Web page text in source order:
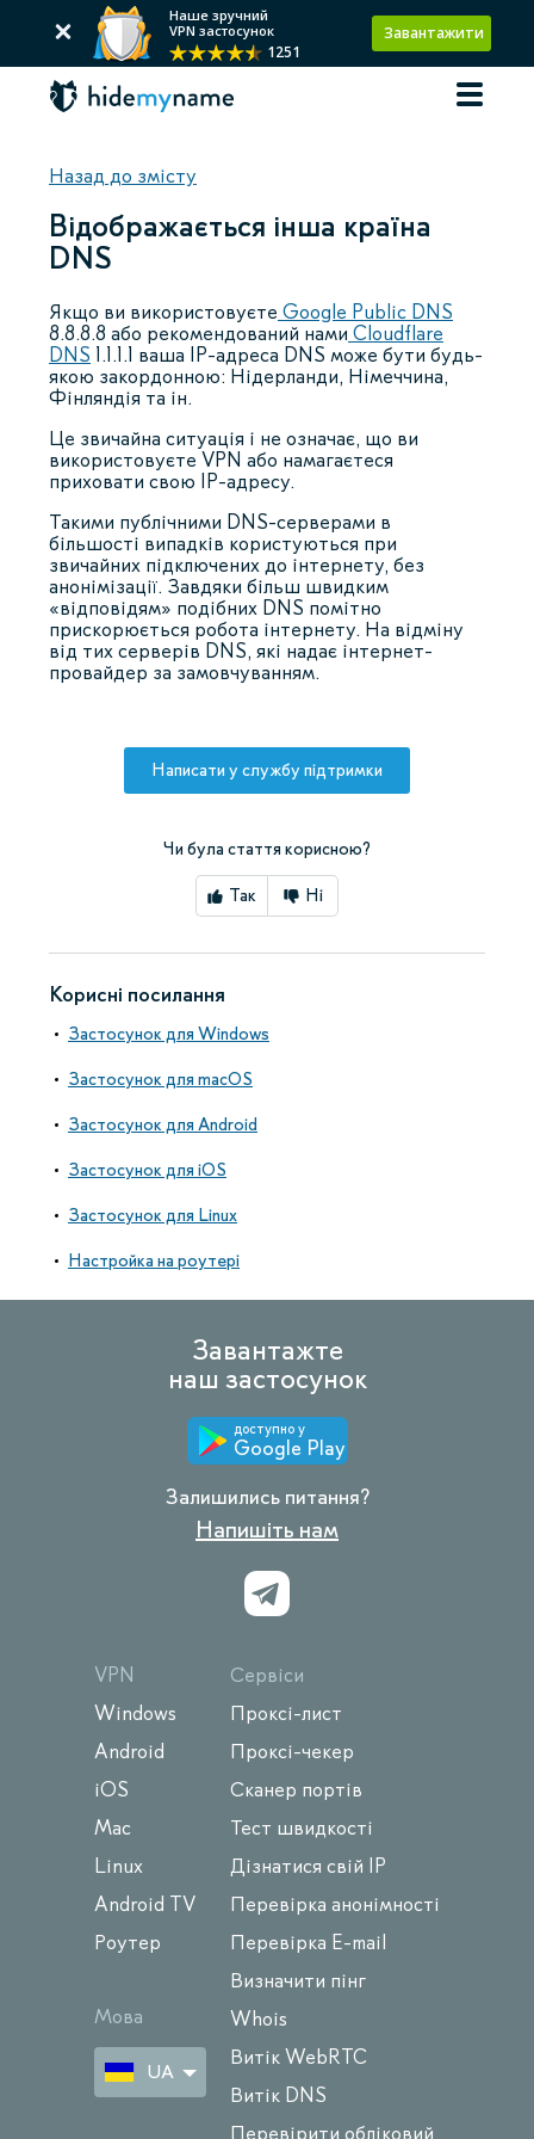
Наше зручний
VPN застосунок
1251
Завантажити
Назад до змісту
Відображається інша країна
DNS
Якщо ви використовуєте Google Public DNS
8.8.8.8 або рекомендований нами Cloudflare
DNS 1.1.1.1 ваша IP-адреса DNS може бути будь-
якою закордонною: Нідерланди, Німеччина,
Фінляндія та ін.
Це звичайна ситуація і не означає, що ви
використовуєте VPN або намагаєтеся
приховати свою IP-адресу.
Такими публічними DNS-серверами в
більшості випадків користуються при
звичайних підключених до інтернету, без
анонімізації. Завдяки більш швидким
«відповідям» подібних DNS помітно
прискорюється робота інтернету. На відміну
від тих серверів DNS, які надає інтернет-
провайдер за замовчуванням.
Написати у службу підтримки
Чи була стаття корисною?
Так Ні
Корисні посилання
Застосунок для Windows
Застосунок для macOS
Застосунок для Android
Застосунок для iOS
Застосунок для Linux
Настройка на роутері
Завантажте
наш застосунок
доступно у
Google Play
Залишились питання?
Напишіть нам
VPN
Windows
Android
iOS
Mac
Linux
Android TV
Роутер
Мова
UA
Сервіси
Проксі-лист
Проксі-чекер
Сканер портів
Тест швидкості
Дізнатися свій IP
Перевірка анонімності
Перевірка E-mail
Визначити пінг
Whois
Витік WebRTC
Витік DNS
Перевірити обліковий